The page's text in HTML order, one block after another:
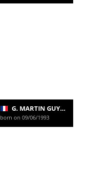
G. MARTIN GUYONNET
born on 09/06/1993